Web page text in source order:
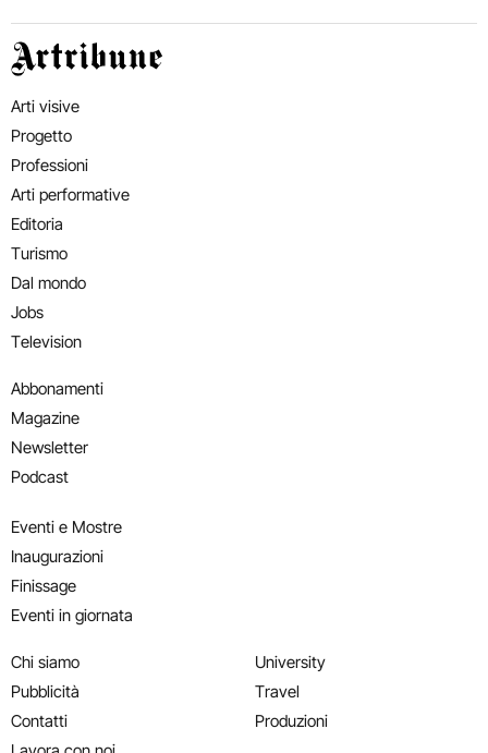
Artribune
Arti visive
Progetto
Professioni
Arti performative
Editoria
Turismo
Dal mondo
Jobs
Television
Abbonamenti
Magazine
Newsletter
Podcast
Eventi e Mostre
Inaugurazioni
Finissage
Eventi in giornata
Chi siamo
Pubblicità
Contatti
University
Travel
Produzioni